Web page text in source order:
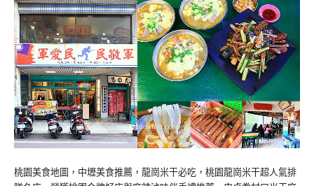
桃園美食地圖，中壢美食推薦，龍崗米干必吃，桃園龍崗米干超人氣排